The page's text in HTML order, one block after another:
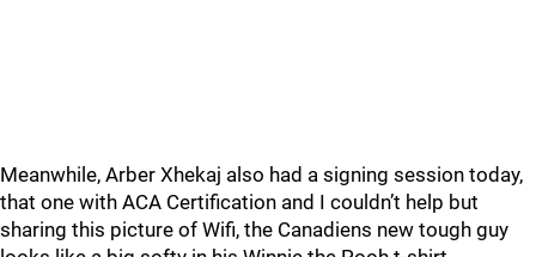
Meanwhile, Arber Xhekaj also had a signing session today,
that one with ACA Certification and I couldn’t help but
sharing this picture of Wifi, the Canadiens new tough guy